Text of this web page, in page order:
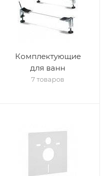
Комплектующие
для ванн
7 товаров